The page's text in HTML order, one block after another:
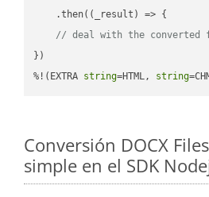
    .then(
( _result ) => {
// deal with the converted
})
%!(EXTRA string=HTML, string
Conversión DOCX
simple en el SDK